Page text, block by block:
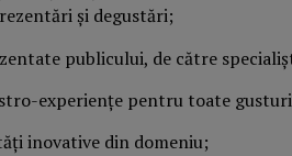
și degustări;
publicului, de către
experiențe pentru toate
inovative din domeniu;